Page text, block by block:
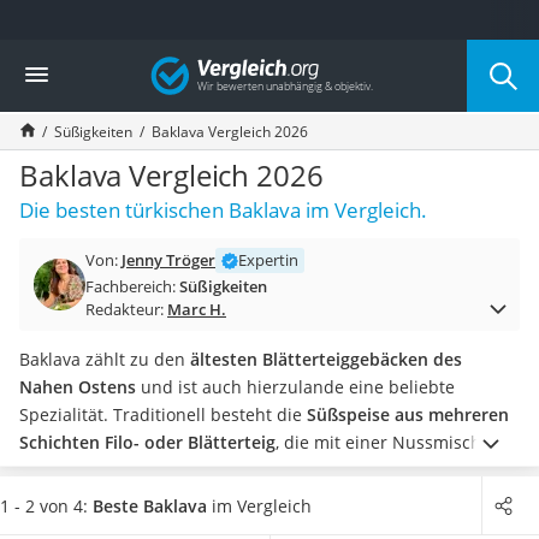
Die beliebtesten Vergleiche nach Kategorie
Lebensmittel
Schwarzkümmelöl
Knäckebrot
Schwarzkümmelöl-Kapseln
Manukahonig
Eiklar
Balsamico-Essig
Schwarzkümmelöl bio
Honig
Gemüsebrühe
Eiskaffee-Pulver
Irischer Whiskey
Grapefruitkernextrakt
Matcha-Set
Vergleich
Süßigkeiten Baklava Vergleich 2026
Baklava Vergleich 2026
Die besten türkischen Baklava im Vergleich.
Von: Jenny Tröger
Expertin
Fachbereich:Süßigkeiten
Redakteur: Marc H.
Baklava zählt zu den ältesten Blätterteiggebäcken des
Nahen Ostens und ist auch hierzulande eine beliebte
Spezialität. Traditionell besteht die Süßspeise aus mehreren
Schichten Filo- oder Blätterteig, die mit einer Nussmischung
gefüllt und mitHonigoder Zuckersirup übergossen werden.
Wie gängige Tests im Internet zeigen, kommen industriell
1 - 2 von 4: Beste Baklava im Vergleich